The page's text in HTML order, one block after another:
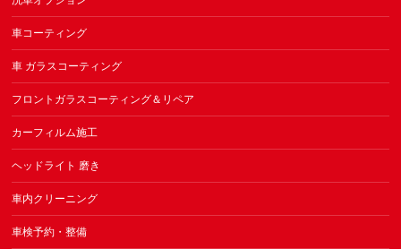
車コーティング
車 ガラスコーティング
フロントガラスコーティング＆リペア
カーフィルム施工
ヘッドライト 磨き
車内クリーニング
車検予約・整備